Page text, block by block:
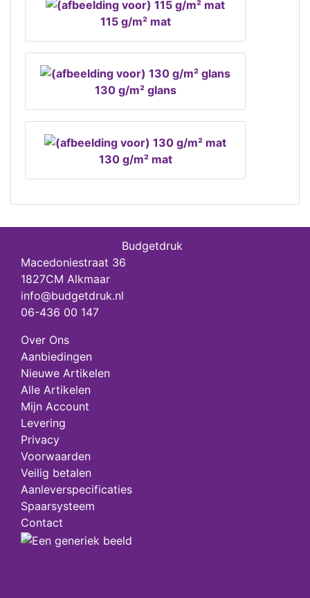
115 g/m² mat
130 g/m² glans
130 g/m² mat
Budgetdruk
Macedoniestraat 36
1827CM Alkmaar
info@budgetdruk.nl
06-436 00 147
Over Ons
Aanbiedingen
Nieuwe Artikelen
Alle Artikelen
Mijn Account
Levering
Privacy
Voorwaarden
Veilig betalen
Aanleverspecificaties
Spaarsysteem
Contact